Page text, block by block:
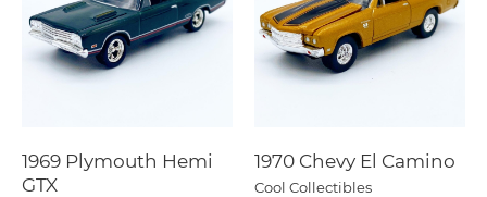
1969 Plymouth Hemi
GTX
1970 Chevy El Camino
Cool Collectibles